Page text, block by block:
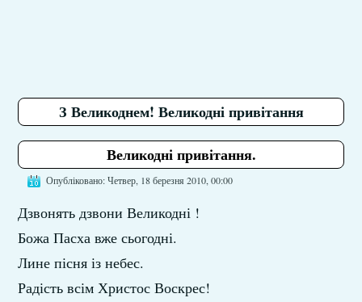
З Великоднем! Великодні привітання
Великодні привітання.
Опубліковано: Четвер, 18 березня 2010, 00:00
Дзвонять дзвони Великодні !
Божа Пасха вже сьогодні.
Лине пісня із небес.
Радість всім Христос Воскрес!